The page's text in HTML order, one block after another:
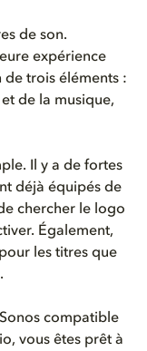
de son.
expérience
de trois éléments :
de la musique,
Il y a de fortes
déjà équipés de
chercher le logo
Également,
les titres que
compatible
vous êtes prêt à